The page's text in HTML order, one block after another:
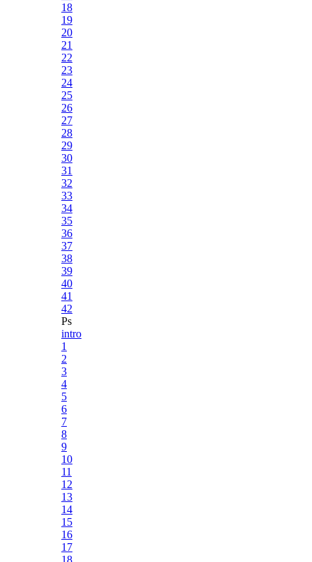
18
19
20
21
22
23
24
25
26
27
28
29
30
31
32
33
34
35
36
37
38
39
40
41
42
Ps
intro
1
2
3
4
5
6
7
8
9
10
11
12
13
14
15
16
17
18